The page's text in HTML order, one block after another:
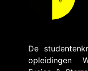
De
opleidingen